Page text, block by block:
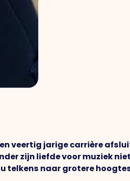
veertig jarige carrière
zijn liefde voor muziek
telkens naar grotere